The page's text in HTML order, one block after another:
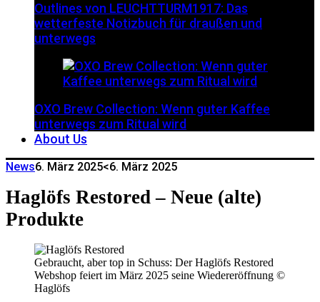
Outlines von LEUCHTTURM1917: Das
wetterfeste Notizbuch für draußen und
unterwegs
OXO Brew Collection: Wenn guter Kaffee
unterwegs zum Ritual wird
About Us
News6. März 2025<6. März 2025
Haglöfs Restored – Neue (alte)
Produkte
Gebraucht, aber top in Schuss: Der Haglöfs Restored
Webshop feiert im März 2025 seine Wiedereröffnung ©
Haglöfs